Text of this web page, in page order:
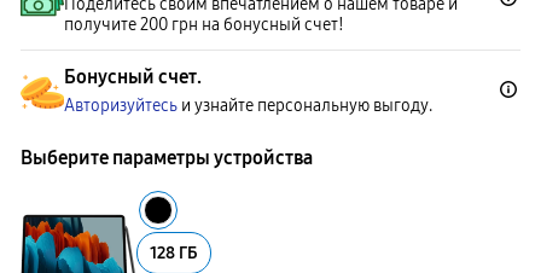
Поделитесь своим впечатлением о нашем товаре и
получите 200 грн на бонусный счет!
Бонусный счет.
Авторизуйтесь и узнайте персональную выгоду.
Выберите параметры устройства
128 ГБ